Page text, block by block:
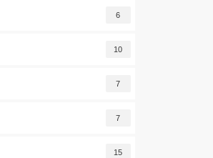
6
10
7
7
15